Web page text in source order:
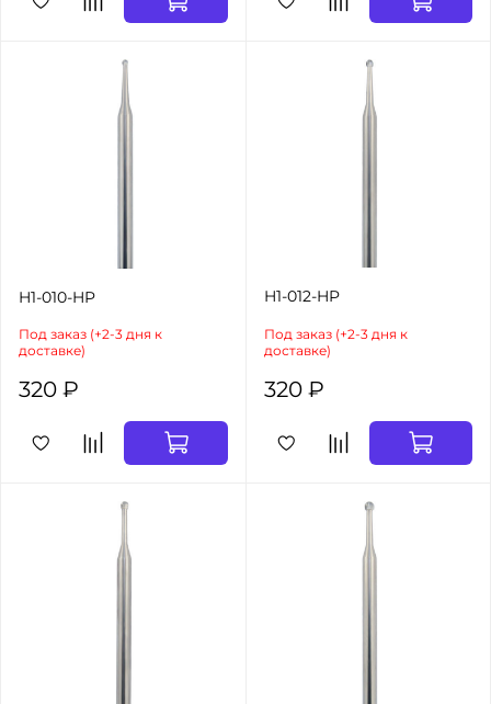
H1-010-HP
Под заказ (+2-3 дня к
доставке)
320 ₽
H1-012-HP
Под заказ (+2-3 дня к
доставке)
320 ₽